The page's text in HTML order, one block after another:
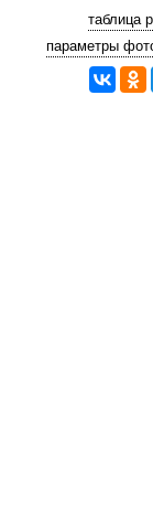
таблица
параметры